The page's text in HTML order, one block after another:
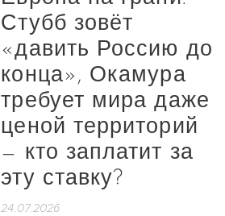
Стубб зовёт
«давить Россию до
конца», Окамура
требует мира даже
ценой территорий
— кто заплатит за
эту ставку?
24.07.2026